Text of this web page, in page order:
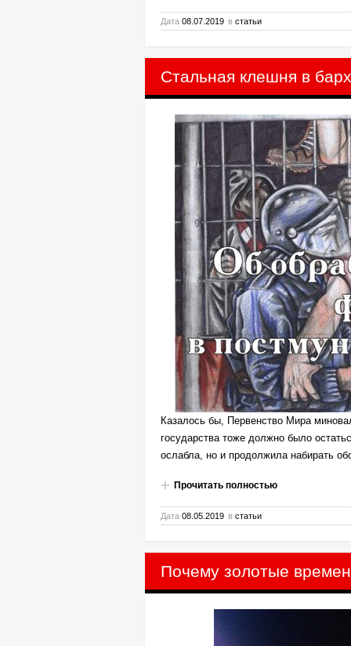
Дата 08.07.2019 в статьи
Стальная клешня в
Казалось бы, Первенство Мира
государства тоже должно было
ослабла, но и продолжила набирать
Прочитать полностью
Дата 08.05.2019 в статьи
Почему золотые